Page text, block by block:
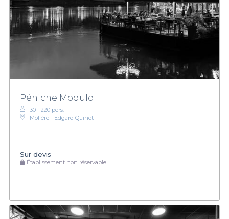
Péniche Modulo
30 - 220 pers.
Molière - Edgard Quinet
Sur devis
Établissement non réservable